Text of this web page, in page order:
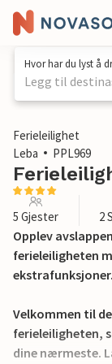
Hvor har du lyst å
Legg til
1 / 24
Ferieleilighet
Leba
PPL969
5 Gjester 2
Opplev
ferieleiligheten
ekstrafunksjoner.
Velkommen til
ferieleiligheten,
dine nærmeste.